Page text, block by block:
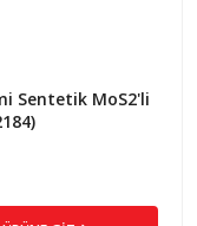
Sentetik MoS2'li